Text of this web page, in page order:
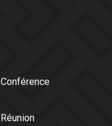
Conférence
Réunion